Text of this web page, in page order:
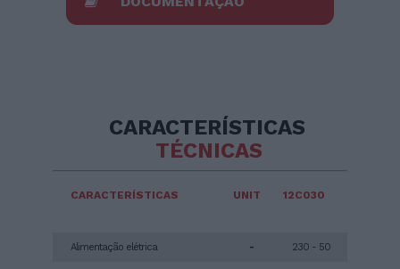
CARACTERÍSTICAS
TÉCNICAS
CARACTERÍSTICAS
Alimentação elétrica
UNIT
-
12C030
230 - 50